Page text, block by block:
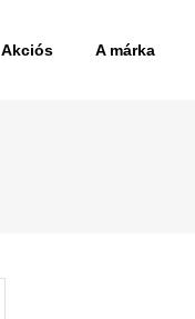
Akciós A márka